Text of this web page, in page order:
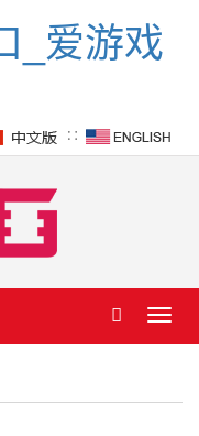
_爱游戏
∷